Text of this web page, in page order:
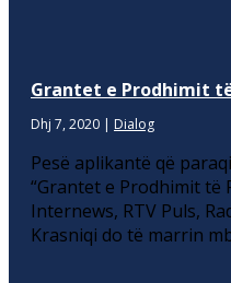
Grantet e Prodhimit
Dhj 7, 2020 | Dialog
Pesë aplikantë që
“Grantet e Prodhimit të
Internews, RTV Puls,
Krasniqi do të marrin